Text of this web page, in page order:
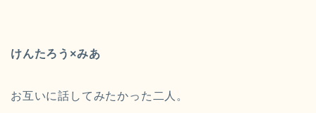
けんたろう×みあ
お互いに話してみたかった二人。